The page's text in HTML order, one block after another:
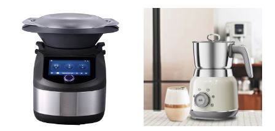
для продажи с
мясорубкой и Wi-Fi